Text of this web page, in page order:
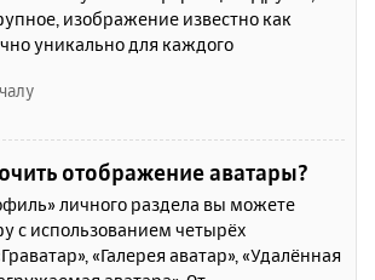
изображение известно как
уникально для каждого
отображение аватары?
личного раздела вы можете
с использованием четырёх
«Галерея аватар», «Удалённая